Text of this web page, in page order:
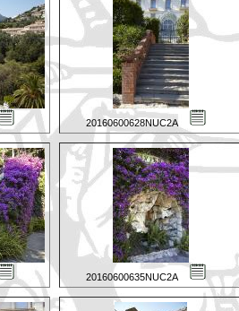
20160600628NUC2A
20160600635NUC2A